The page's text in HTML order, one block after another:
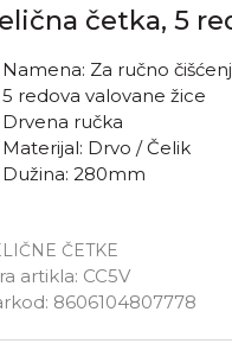
četka, 5
ČETKE
artikla: CC5V
8606104807778
Namena: Za ručno
5 redova valovane žice
Drvena ručka
Materijal: Drvo / Čelik
Dužina: 280mm